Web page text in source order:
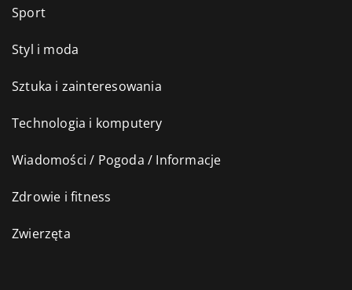
Sport
Styl i moda
Sztuka i zainteresowania
Technologia i komputery
Wiadomości / Pogoda / Informacje
Zdrowie i fitness
Zwierzęta